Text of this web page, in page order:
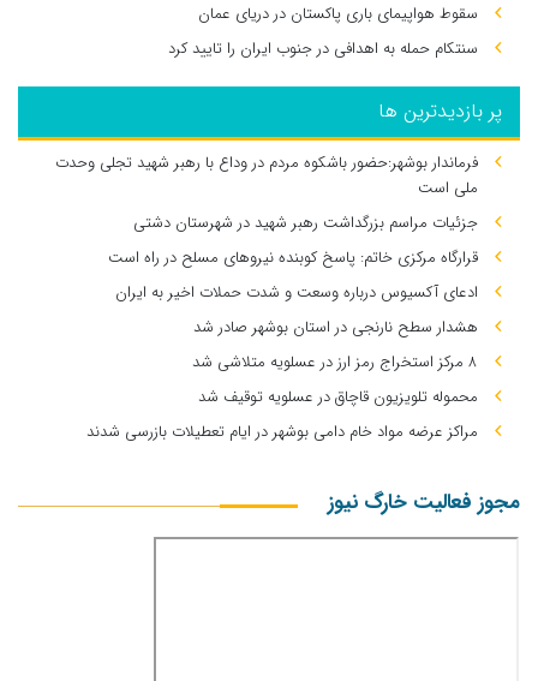
سقوط هواپیمای باری پاکستان در دریای عمان
سنتکام حمله به اهدافی در جنوب ایران را تایید کرد
پر بازدیدترین ها
فرماندار بوشهر:حضور باشکوه مردم در وداع با رهبر شهید تجلی وحدت
ملی است
جزئیات مراسم بزرگداشت رهبر شهید در شهرستان دشتی
قرارگاه مرکزی خاتم: پاسخ کوبنده نیروهای مسلح در راه است
ادعای آکسیوس درباره وسعت و شدت حملات اخیر به ایران
هشدار سطح نارنجی در استان بوشهر صادر شد
۸ مرکز استخراج رمز ارز در عسلویه متلاشی شد
محموله تلویزیون قاچاق در عسلویه توقیف شد
مراکز عرضه مواد خام دامی بوشهر در ایام تعطیلات بازرسی شدند
مجوز فعالیت خارگ نیوز